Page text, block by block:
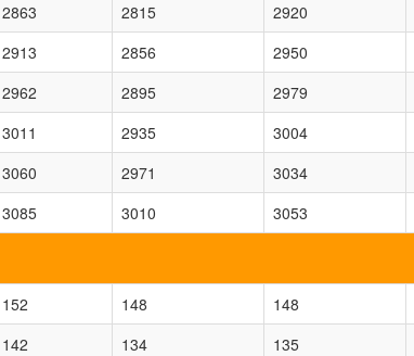
2863 2815 2920
2913 2856 2950
2962 2895 2979
3011 2935 3004
3060 2971 3034
3085 3010 3053
152 148 148
142 134 135